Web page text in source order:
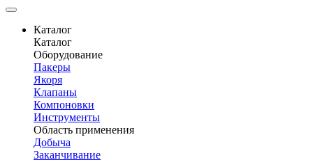
Каталог
Каталог
Оборудование
Пакеры
Якоря
Клапаны
Компоновки
Инструменты
Область применения
Добыча
Заканчивание